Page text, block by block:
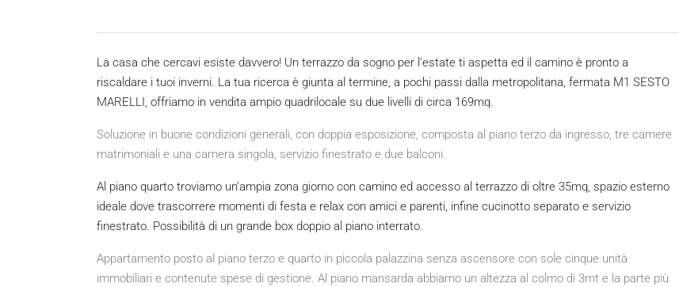
La casa che cercavi esiste davvero! Un terrazzo da sogno per l’estate ti aspetta ed il camino è pronto a
riscaldare i tuoi inverni. La tua ricerca è giunta al termine, a pochi passi dalla metropolitana, fermata M1 SESTO
MARELLI, offriamo in vendita ampio quadrilocale su due livelli di circa 169mq.
Soluzione in buone condizioni generali, con doppia esposizione, composta al piano terzo da ingresso, tre camere
matrimoniali e una camera singola, servizio finestrato e due balconi.
Al piano quarto troviamo un’ampia zona giorno con camino ed accesso al terrazzo di oltre 35mq, spazio esterno
ideale dove trascorrere momenti di festa e relax con amici e parenti, infine cucinotto separato e servizio
finestrato. Possibilità di un grande box doppio al piano interrato.
Appartamento posto al piano terzo e quarto in piccola palazzina senza ascensore con sole cinque unità
immobiliari e contenute spese di gestione. Al piano mansarda abbiamo un altezza al colmo di 3mt e la parte più